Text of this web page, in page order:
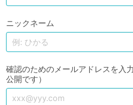
ニックネーム
確認のためのメールアドレスを入
公開です）